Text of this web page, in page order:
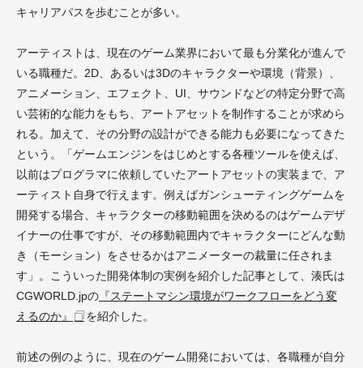
キャリアパスを歩むことが多い。
アーティストは、現在のゲーム業界において最も分業化が進んで
いる職種だ。2D、あるいは3Dのキャラクターや環境（背景）、
アニメーション、エフェクト、UI、サウンドなどの特定分野で高
い芸術的な能力をもち、アートアセットを制作することが求めら
れる。加えて、その分野の設計ができる能力も必要になってきた
という。「ゲームエンジンをはじめとする各種ツールを使えば、
以前はプログラマに依頼していたアートアセットの実装まで、ア
ーティスト自身で行えます。例えばガンシューティングゲームを
開発する場合、キャラクターの移動範囲を決めるのはゲームデザ
イナーの仕事ですが、その移動範囲内でキャラクターにどんな動
き（モーション）をさせるかはアニメーターの裁量に任されま
す」。こういった開発体制の実例を紹介した記事として、湊氏は
CGWORLD.jpの 『ステートマシン環境がワークフローをどう変
えるのか』
を紹介した。
前述の例のように、現在のゲーム開発においては、各職種が自分